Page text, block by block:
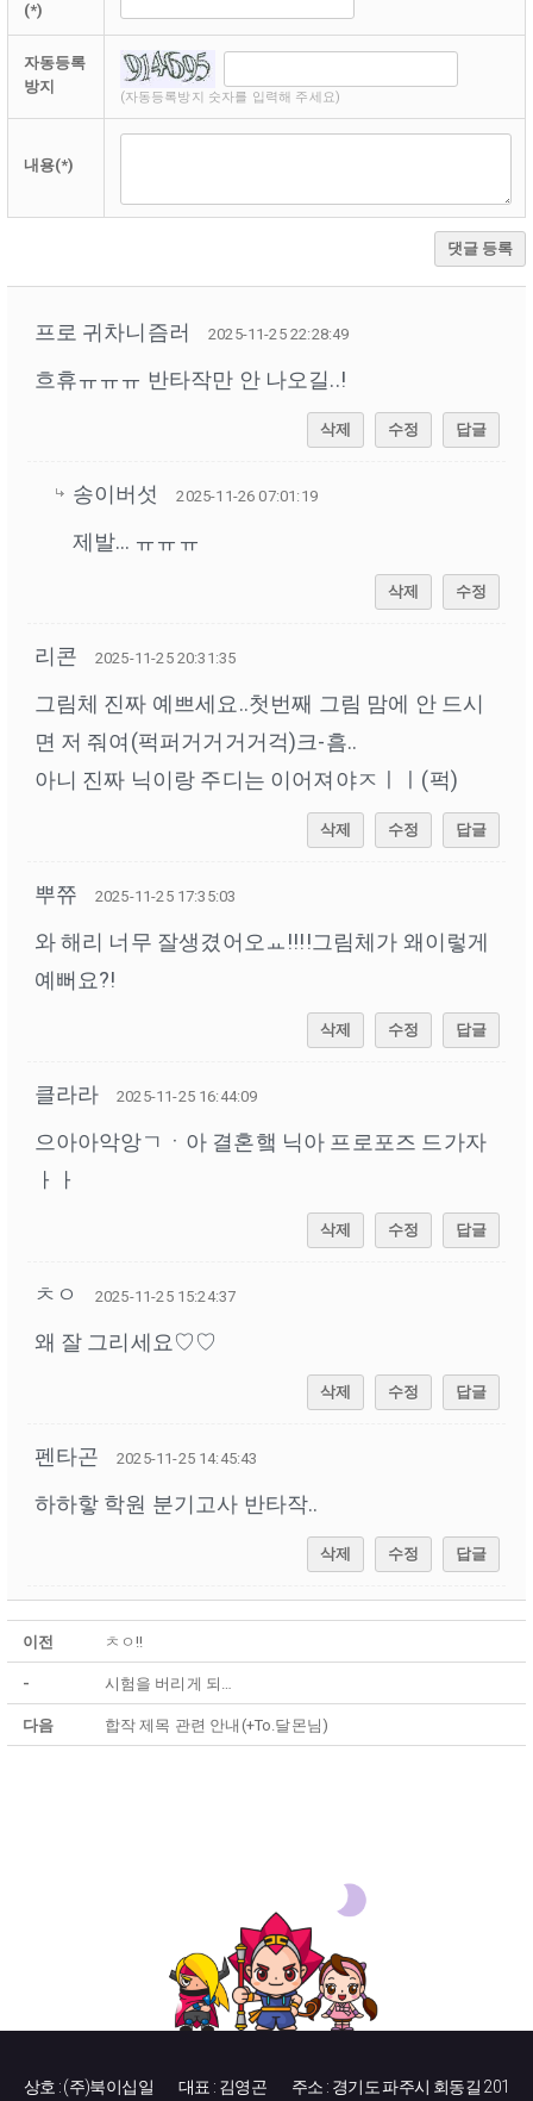
(*)
자동등록
방지
(자동등록방지 숫자를 입력해 주세요)
내용(*)
댓글 등록
프로 귀차니즘러 2025-11-25 22:28:49
흐휴ㅠㅠㅠ 반타작만 안 나오길..!
삭제 수정 답글
송이버섯 2025-11-26 07:01:19
제발… ㅠㅠㅠ
삭제 수정
리콘 2025-11-25 20:31:35
그림체 진짜 예쁘세요..첫번째 그림 맘에 안 드시
면 저 줘여(퍽퍼거거거거걱)크-흠..
아니 진짜 닉이랑 주디는 이어져야ㅈㅣㅣ(퍽)
삭제 수정 답글
뿌쮸 2025-11-25 17:35:03
와 해리 너무 잘생겼어오ㅛ!!!!그림체가 왜이렇게
예뻐요?!
삭제 수정 답글
클라라 2025-11-25 16:44:09
으아아악앙ㄱㆍ아 결혼햌 닉아 프로포즈 드가자
ㅏㅏ
삭제 수정 답글
ㅊㅇ 2025-11-25 15:24:37
왜 잘 그리세요♡♡
삭제 수정 답글
펜타곤 2025-11-25 14:45:43
하하핳 학원 분기고사 반타작..
삭제 수정 답글
이전 ㅊㅇ!!
- 시험을 버리게 되…
다음 합작 제목 관련 안내(+To.달몬님)
상호 : (주)북이십일 대표 : 김영곤 주소 : 경기도 파주시 회동길 201